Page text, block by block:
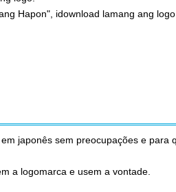
idownload lamang ang logo na ito
sem preocupações e para que
, baixem a logomarca e usem a vontade.